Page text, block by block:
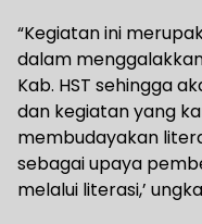
“Kegiatan ini
dalam
Kab. HST sehingga
dan kegiatan yang
membudayakan
sebagai upaya
melalui literasi,’